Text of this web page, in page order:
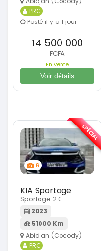
PRO
Posté il y a 1 jour
14 500 000
FCFA
En vente
Voir détails
6
KIA Sportage
Sportage 2.0
2023
51000 Km
Abidjan (Cocody)
PRO
SPÉCIAL